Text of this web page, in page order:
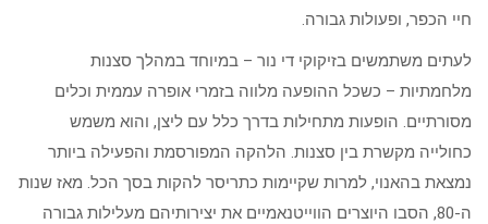
חיי הכפר, ופעולות גבורה.
לעתים משתמשים בזיקוקי די נור – במיוחד במהלך סצנות
מלחמתיות – כשכל ההופעה מלווה בזמרי אופרה עממית וכלים
מסורתיים. הופעות מתחילות בדרך כלל עם ליצן, והוא משמש
כחולייה מקשרת בין סצנות. הלהקה המפורסמת והפעילה ביותר
נמצאת בהאנוי, למרות שקיימות כתריסר להקות בסך הכל. מאז שנות
ה-80, הסבו היוצרים הווייטנאמיים את יצירותיהם מעלילות גבורה